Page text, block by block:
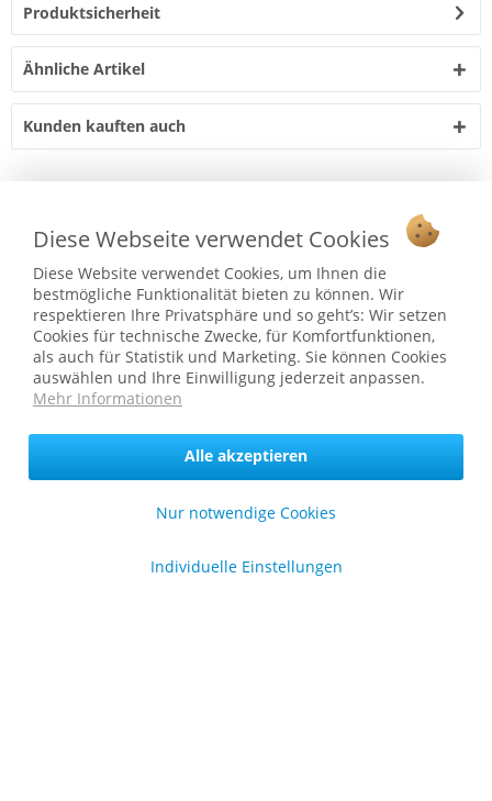
Produktsicherheit
Ähnliche Artikel
Kunden kauften auch
Ab 75 € versandkostenfrei *
Service Hotline
Shop Service
Informationen
* bei Paketversand. Alle Preise inkl. gesetzl. Mehrwertsteuer zzgl.
Versandkosten.
Copyright © afp marketing gmbh - Alle Rechte vorbehalten
Sicher zahlen in unserem Onlineshop
Diese Webseite verwendet Cookies
Diese Website verwendet Cookies, um Ihnen die
bestmögliche Funktionalität bieten zu können. Wir
respektieren Ihre Privatsphäre und so geht’s: Wir setzen
Cookies für technische Zwecke, für Komfortfunktionen,
als auch für Statistik und Marketing. Sie können Cookies
auswählen und Ihre Einwilligung jederzeit anpassen.
Mehr Informationen
Nur notwendige Cookies
Alle akzeptieren
Individuelle Einstellungen